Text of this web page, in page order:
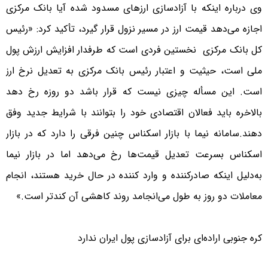
وی درباره اینکه با آزادسازی ارزهای مسدود شده آیا بانک مرکزی
اجازه می‌دهد قیمت ارز در مسیر نزول قرار گیرد، تأکید کرد: «رئیس
کل بانک مرکزی نخستین فردی است که طرفدار افزایش ارزش پول
ملی است، حیثیت و اعتبار رئیس بانک مرکزی به تعدیل نرخ ارز
است. این مسأله چیزی نیست که قرار باشد دو روزه رخ دهد
بالاخره باید فعالان اقتصادی خود را بتوانند با شرایط جدید وفق
دهند.سامانه نیما با بازار اسکناس چنین فرقی را دارد که در بازار
اسکناس بسرعت تعدیل قیمت‌ها رخ می‌دهد اما در بازار نیما
به‌دلیل اینکه صادرکننده و وارد کننده در حال خرید هستند، انجام
معاملات دو روز به طول می‌انجامد روند کاهشی آن کندتر است.»
کره جنوبی اراده‌ای برای آزادسازی پول ایران ندارد